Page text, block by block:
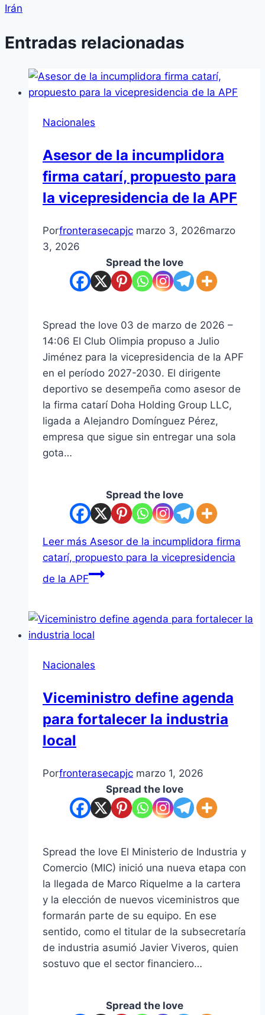
Irán
Entradas relacionadas
Nacionales
Asesor de la incumplidora
firma catarí, propuesto para
la vicepresidencia de la APF
Porfronterasecapjc marzo 3, 2026marzo
3, 2026
Spread the love
Spread the love 03 de marzo de 2026 –
14:06 El Club Olimpia propuso a Julio
Jiménez para la vicepresidencia de la APF
en el período 2027-2030. El dirigente
deportivo se desempeña como asesor de
la firma catarí Doha Holding Group LLC,
ligada a Alejandro Domínguez Pérez,
empresa que sigue sin entregar una sola
gota…
Spread the love
Leer más Asesor de la incumplidora firma
catarí, propuesto para la vicepresidencia
de la APF
Nacionales
Viceministro define agenda
para fortalecer la industria
local
Porfronterasecapjc marzo 1, 2026
Spread the love
Spread the love El Ministerio de Industria y
Comercio (MIC) inició una nueva etapa con
la llegada de Marco Riquelme a la cartera
y la elección de nuevos viceministros que
formarán parte de su equipo. En ese
sentido, como el titular de la subsecretaría
de industria asumió Javier Viveros, quien
sostuvo que el sector financiero…
Spread the love